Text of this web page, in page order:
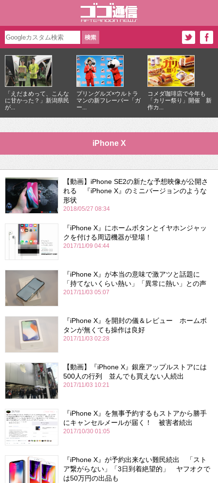
「えだまめって、こんな
に甘かった？」新潟県民
が...
プリングルズ×ウルトラ
マンの新フレーバー「ガ
ー...
コメダ珈琲店で今年も
「カリー祭り」開催 新
作カ...
iPhone X
【動画】iPhone SE2の新たな予想映像が公開さ
れる 『iPhone X』のミニバージョンのような
形状
2018/05/27 08:34
『iPhone X』にホームボタンとイヤホンジャッ
クを付ける周辺機器が登場！
2017/11/09 04:44
『iPhone X』が本当の意味で激アツと話題に
「持てないくらい熱い」「異常に熱い」との声
2017/11/03 05:07
『iPhone X』を開封の儀＆レビュー ホームボ
タンが無くても操作は良好
2017/11/03 02:28
【動画】『iPhone X』銀座アップルストアには
500人の行列 並んでも買えない人続出
2017/11/03 10:21
『iPhone X』を無事予約するもストアから勝手
にキャンセルメールが届く！ 被害者続出
2017/10/30 01:05
『iPhone X』が予約出来ない難民続出 「スト
ア繋がらない」「3日到着絶望的」 ヤフオクで
は50万円の出品も